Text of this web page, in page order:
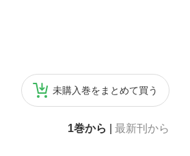
未購入巻をまとめて買う
1巻から 最新刊から